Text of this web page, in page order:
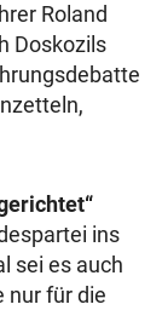
Roland
Doskozils
ins
sei es auch
nur für die